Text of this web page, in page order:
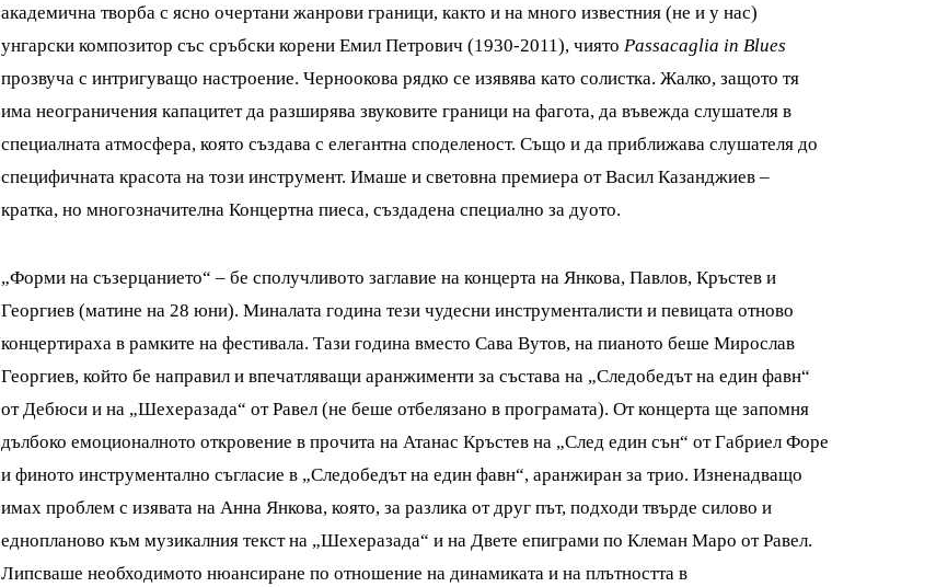
академична творба с ясно очертани жанрови граници, както и на много известния (не и у нас)
унгарски композитор със сръбски корени Емил Петрович (1930-2011), чиято Passacaglia in Blues
прозвуча с интригуващо настроение. Черноокова рядко се изявява като солистка. Жалко, защото тя
има неограничения капацитет да разширява звуковите граници на фагота, да въвежда слушателя в
специалната атмосфера, която създава с елегантна споделеност. Също и да приближава слушателя до
специфичната красота на този инструмент. Имаше и световна премиера от Васил Казанджиев –
кратка, но многозначителна Концертна пиеса, създадена специално за дуото.
„Форми на съзерцанието“ – бе сполучливото заглавие на концерта на Янкова, Павлов, Кръстев и
Георгиев (матине на 28 юни). Миналата година тези чудесни инструменталисти и певицата отново
концертираха в рамките на фестивала. Тази година вместо Сава Вутов, на пианото беше Мирослав
Георгиев, който бе направил и впечатляващи аранжименти за състава на „Следобедът на един фавн“
от Дебюси и на „Шехеразада“ от Равел (не беше отбелязано в програмата). От концерта ще запомня
дълбоко емоционалното откровение в прочита на Атанас Кръстев на „След един сън“ от Габриел Форе
и финото инструментално съгласие в „Следобедът на един фавн“, аранжиран за трио. Изненадващо
имах проблем с изявата на Анна Янкова, която, за разлика от друг път, подходи твърде силово и
еднопланово към музикалния текст на „Шехеразада“ и на Двете епиграми по Клеман Маро от Равел.
Липсваше необходимото нюансиране по отношение на динамиката и на плътността в